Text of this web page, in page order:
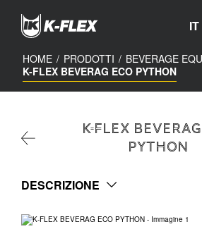
content
IT
HOME / PRODOTTI / BEVERAGE
K-FLEX BEVERAG ECO PYTHON
K-FLEX
PYTHON
DESCRIZIONE